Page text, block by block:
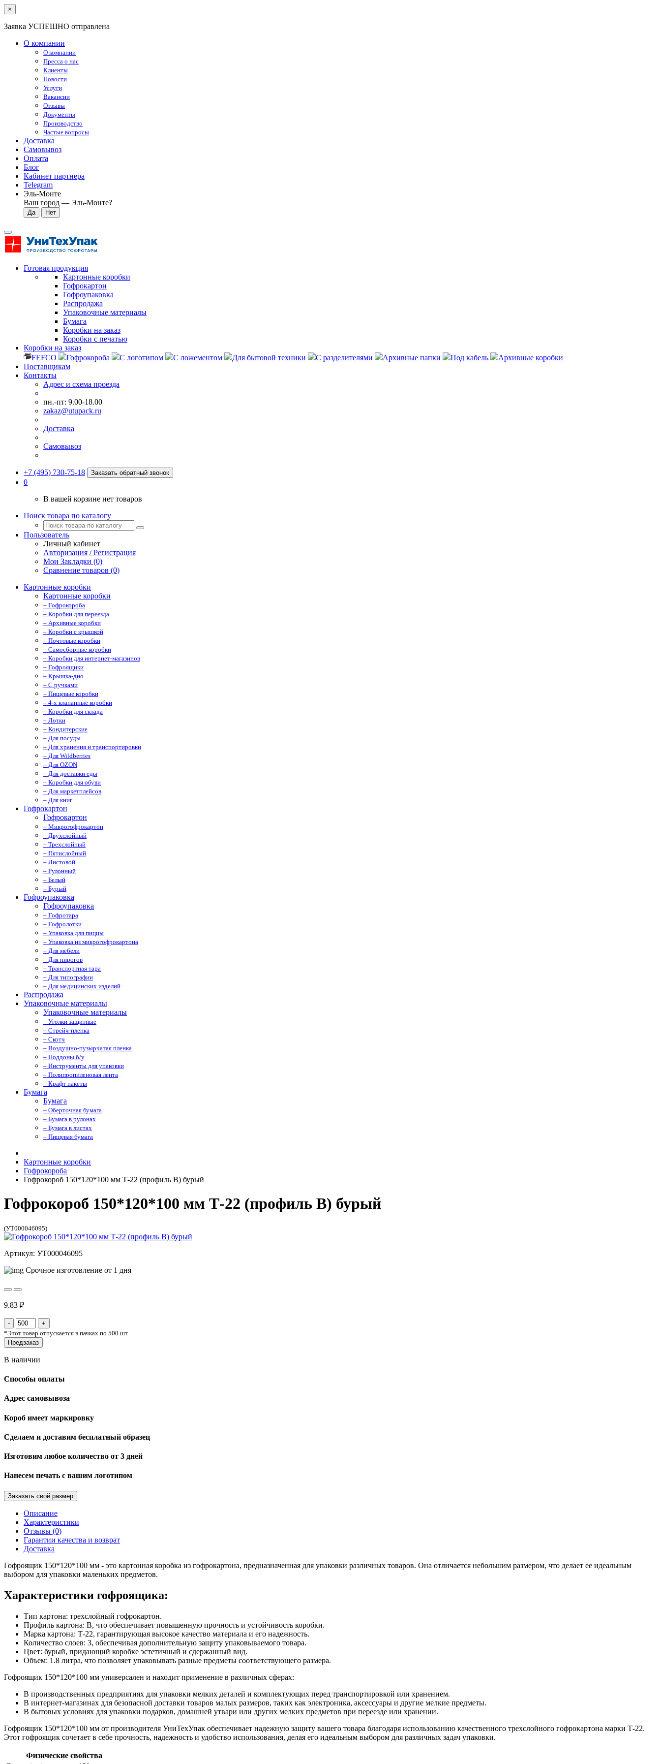
×
Заявка УСПЕШНО отправлена
О компании
О компании
Пресса о нас
Клиенты
Новости
Услуги
Вакансии
Отзывы
Документы
Производство
Частые вопросы
Доставка
Самовывоз
Оплата
Блог
Кабинет партнера
Telegram
Эль-Монте
Ваш город — Эль-Монте?
Готовая продукция
Картонные коробки
Гофрокартон
Гофроупаковка
Распродажа
Упаковочные материалы
Бумага
Коробки на заказ
Коробки с печатью
Коробки на заказ
FEFCO
Гофрокороба С логотипом С ложементом Для бытовой техники С разделителями Архивные папки Под кабель
Архивные коробки
Поставщикам
Контакты
Адрес и схема проезда
пн.-пт: 9.00-18.00
zakaz@utupack.ru
Доставка
Самовывоз
+7 (495) 730-75-18 Заказать обратный звонок
0
В вашей корзине нет товаров
Поиск товара по каталогу
Пользователь
Личный кабинет
Авторизация / Регистрация
Мои Закладки (0)
Сравнение товаров (0)
Картонные коробки
Картонные коробки
– Гофрокороба
– Коробки для переезда
– Архивные коробки
– Коробки с крышкой
– Почтовые коробки
– Самосборные коробки
– Коробки для интернет-магазинов
– Гофроящики
– Крышка-дно
– С ручками
– Пищевые коробки
– 4-х клапанные коробки
– Коробки для склада
– Лотки
– Кондитерские
– Для посуды
– Для хранения и транспортировки
– Для Wildberries
– Для OZON
– Для доставки еды
– Коробки для обуви
– Для маркетплейсов
– Для книг
Гофрокартон
Гофрокартон
– Микрогофрокартон
– Двухслойный
– Трехслойный
– Пятислойный
– Листовой
– Рулонный
– Белый
– Бурый
Гофроупаковка
Гофроупаковка
– Гофротара
– Гофролотки
– Упаковка для пиццы
– Упаковка из микрогофрокартона
– Для мебели
– Для пирогов
– Транспортная тара
– Для типографии
– Для медицинских изделий
Распродажа
Упаковочные материалы
Упаковочные материалы
– Уголки защитные
– Стрейч-пленка
– Скотч
– Воздушно-пузырчатая пленка
– Поддоны б/у
– Инструменты для упаковки
– Полипропиленовая лента
– Крафт пакеты
Бумага
Бумага
– Оберточная бумага
– Бумага в рулонах
– Бумага в листах
– Пищевая бумага
Картонные коробки
Гофрокороба
Гофрокороб 150*120*100 мм Т-22 (профиль B) бурый
Гофрокороб 150*120*100 мм Т-22 (профиль B) бурый
(УТ000046095)
Артикул: УТ000046095
Срочное изготовление от 1 дня
9.83 ₽
*Этот товар отпускается в пачках по 500 шт.
Предзаказ
В наличии
Способы оплаты
Адрес самовывоза
Короб имеет маркировку
Сделаем и доставим бесплатный образец
Изготовим любое количество от 3 дней
Нанесем печать с вашим логотипом
Заказать свой размер
Описание
Характеристики
Отзывы (0)
Гарантии качества и возврат
Доставка
Гофроящик 150*120*100 мм - это картонная коробка из гофрокартона, предназначенная для упаковки различных товаров. Она отличается небольшим размером, что делает ее идеальным
выбором для упаковки маленьких предметов.
Характеристики гофроящика:
Тип картона: трехслойный гофрокартон.
Профиль картона: В, что обеспечивает повышенную прочность и устойчивость коробки.
Марка картона: Т-22, гарантирующая высокое качество материала и его надежность.
Количество слоев: 3, обеспечивая дополнительную защиту упаковываемого товара.
Цвет: бурый, придающий коробке эстетичный и сдержанный вид.
Объем: 1.8 литра, что позволяет упаковывать разные предметы соответствующего размера.
Гофроящик 150*120*100 мм универсален и находит применение в различных сферах:
В производственных предприятиях для упаковки мелких деталей и комплектующих перед транспортировкой или хранением.
В интернет-магазинах для безопасной доставки товаров малых размеров, таких как электроника, аксессуары и другие мелкие предметы.
В бытовых условиях для упаковки подарков, домашней утвари или других мелких предметов при переезде или хранении.
Гофроящик 150*120*100 мм от производителя УниТехУпак обеспечивает надежную защиту вашего товара благодаря использованию качественного трехслойного гофрокартона марки Т-22.
Этот гофроящик сочетает в себе прочность, надежность и удобство использования, делая его идеальным выбором для различных задач упаковки.
Физические свойства